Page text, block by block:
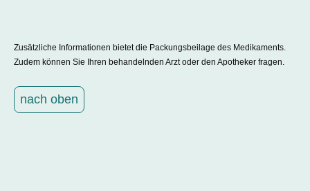
Zusätzliche Informationen bietet die Packungsbeilage des Medikaments.
Zudem können Sie Ihren behandelnden Arzt oder den Apotheker fragen.
nach oben